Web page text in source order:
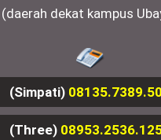
(daerah dekat kampus
(Simpati)
(Three)